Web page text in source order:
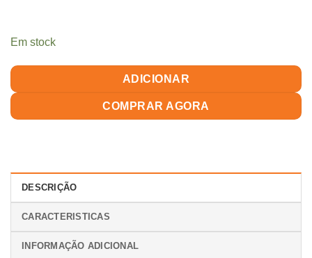
Em stock
ADICIONAR
COMPRAR AGORA
DESCRIÇÃO
CARACTERISTICAS
INFORMAÇÃO ADICIONAL